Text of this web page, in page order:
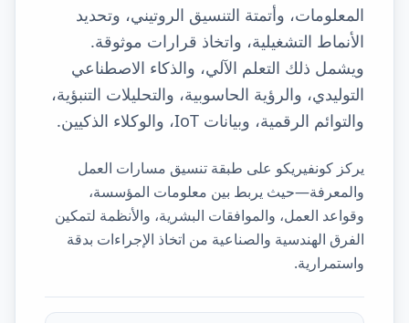
المعلومات، وأتمتة التنسيق الروتيني، وتحديد
الأنماط التشغيلية، واتخاذ قرارات موثوقة.
ويشمل ذلك التعلم الآلي، والذكاء الاصطناعي
التوليدي، والرؤية الحاسوبية، والتحليلات التنبؤية،
والتوائم الرقمية، وبيانات IoT، والوكلاء الذكيين.
يركز كونفيريكو على طبقة تنسيق مسارات العمل
والمعرفة—حيث يربط بين معلومات المؤسسة،
وقواعد العمل، والموافقات البشرية، والأنظمة لتمكين
الفرق الهندسية والصناعية من اتخاذ الإجراءات بدقة
واستمرارية.